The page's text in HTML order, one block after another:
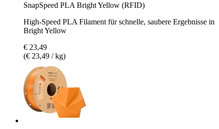
SnapSpeed PLA Bright Yellow (RFID)
High-Speed PLA Filament für schnelle, saubere Ergebnisse in
Bright Yellow
€ 23,49
(€ 23,49 / kg)